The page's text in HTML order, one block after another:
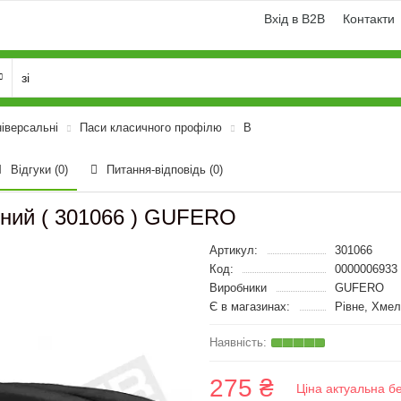
Вхід в B2B Контакти
Паси класичного профілю B
Відгуки (0) Питання-відповідь (0)
( 301066 ) GUFERO
Артикул:
301066
Код:
0000006933
Виробники
GUFERO
Є в магазинах:
Рівне,
275 ₴ Ціна актуальна